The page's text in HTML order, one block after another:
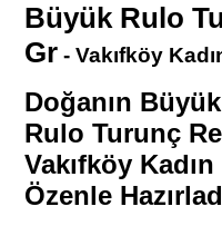
Büyük Rulo
Gr - Vakıfköy
Doğanın
Rulo Turunç
Vakıfköy
Özenle